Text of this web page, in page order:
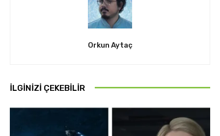
Orkun Aytaç
İLGINIZI ÇEKEBILIR